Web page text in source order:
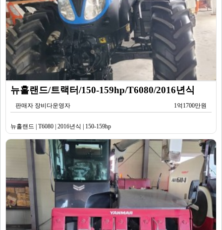
뉴홀랜드/트랙터/150-159hp/T6080/2016년식
판매자 장비다운영자 1억1700만원
뉴홀랜드 | T6080 | 2016년식 | 150-159hp